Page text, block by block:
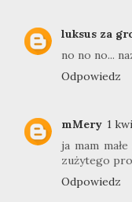
luksus za
no no no...
Odpowiedz
mMery 1
ja mam
zużytego
Odpowiedz